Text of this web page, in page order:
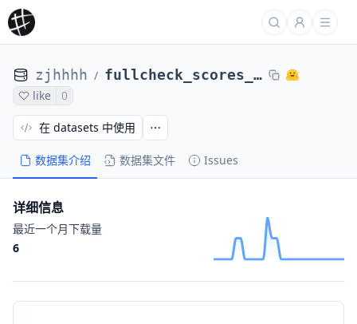
zjhhhh / fullcheck_scores_base_68
like 0
数据集介绍 数据集文件 Issues
在 datasets 中使用
详细信息
最近一个月下载量
6